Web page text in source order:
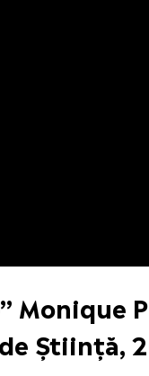
Monique
Știință,